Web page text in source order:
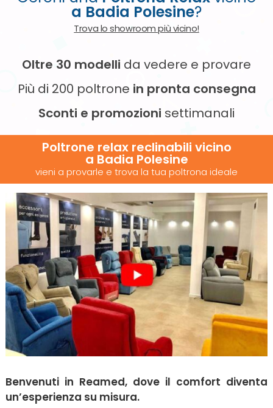
a Badia Polesine?
Trova lo showroom più vicino!
Oltre 30 modelli da vedere e provare
Più di 200 poltrone in pronta consegna
Sconti e promozioni settimanali
Poltrone relax reclinabili vicino
a Badia Polesine
vieni a provarle e trova la tua poltrona ideale
Benvenuti in Reamed, dove il comfort diventa
un’esperienza su misura.